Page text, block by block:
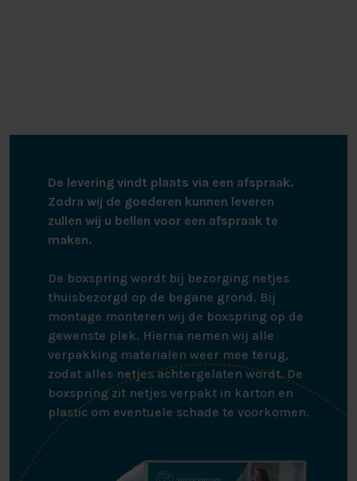
De levering vindt plaats via een afspraak.
Zodra wij de goederen kunnen leveren
zullen wij u bellen voor een afspraak te
maken.
De boxspring wordt bij bezorging netjes
thuisbezorgd op de begane grond. Bij
montage monteren wij de boxspring op de
gewenste plek. Hierna nemen wij alle
verpakking materialen weer mee terug,
zodat alles netjes achtergelaten wordt. De
boxspring zit netjes verpakt in karton en
plastic om eventuele schade te voorkomen.